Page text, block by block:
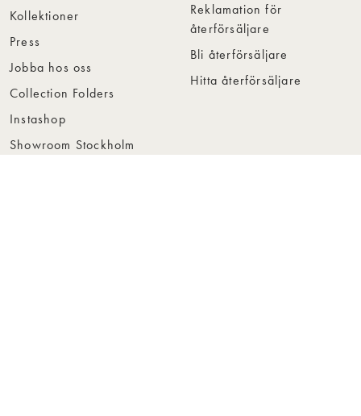
Kollektioner
Press
Jobba hos oss
Collection Folders
Instashop
Showroom Stockholm
Reklamation för
återförsäljare
Bli återförsäljare
Hitta återförsäljare